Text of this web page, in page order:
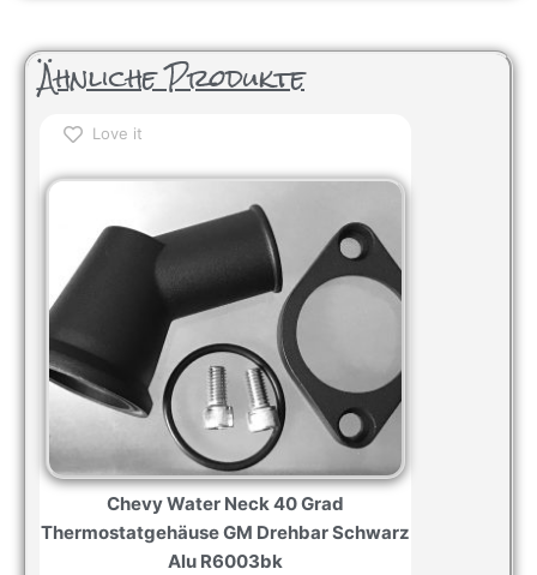
Ähnliche Produkte
Love it
Chevy Water Neck 40 Grad
Thermostatgehäuse GM Drehbar Schwarz
Alu R6003bk